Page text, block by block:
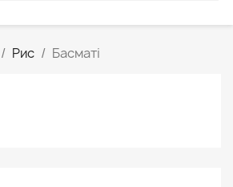
Рис Басматі